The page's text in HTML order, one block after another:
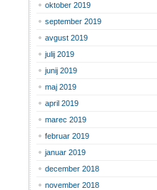
oktober 2019
september 2019
avgust 2019
julij 2019
junij 2019
maj 2019
april 2019
marec 2019
februar 2019
januar 2019
december 2018
november 2018